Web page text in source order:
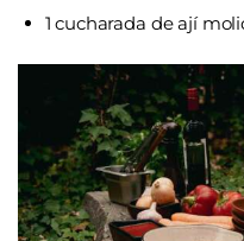
1 cucharada de ají